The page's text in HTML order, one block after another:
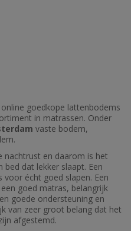
goedkope lattenbodems
in matrassen. Onder
vaste bodem,
nachtrust en daarom is het
dat lekker slaapt. Een
écht goed slapen. Een
goed matras, belangrijk
goede ondersteuning en
van zeer groot belang dat het
afgestemd.